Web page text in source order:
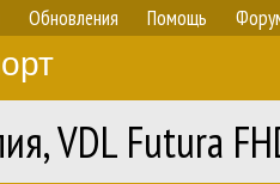
Обновления Помощь
VDL Futura